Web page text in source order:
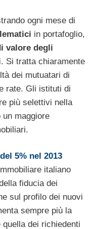
ogni mese di
in portafoglio,
valore degli
. Si tratta chiaramente
dei mutuatari di
rate. Gli istituti di
più selettivi nella
maggiore
5% nel 2013
italiano
fiducia dei
sul profilo dei nuovi
sempre più la
dei richiedenti